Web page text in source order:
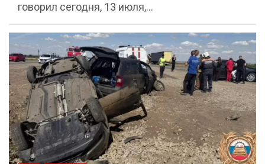
говорил сегодня, 13 июля,…